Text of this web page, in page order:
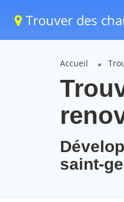
Trouver des
Accueil
saint-